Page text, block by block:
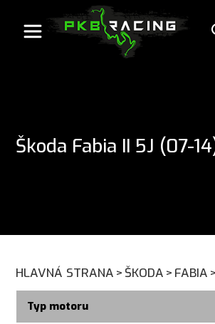
Škoda Fabia II 5J (07-
HLAVNÁ STRANA > ŠKODA > FABIA >
Typ motoru